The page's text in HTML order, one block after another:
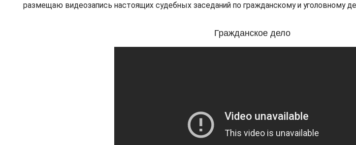
размещаю видеозапись настоящих судебных заседаний по гражданскому и уголовному
Гражданское дело